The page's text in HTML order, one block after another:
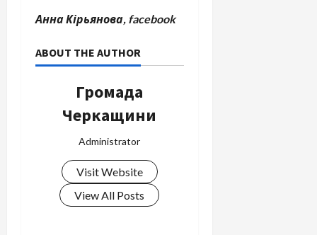
Анна Кірьянова, facebook
ABOUT THE AUTHOR
Громада
Черкащини
Administrator
Visit Website
View All Posts